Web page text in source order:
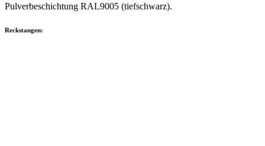
Pulverbeschichtung RAL9005 (tiefschwarz).
Reckstangen: